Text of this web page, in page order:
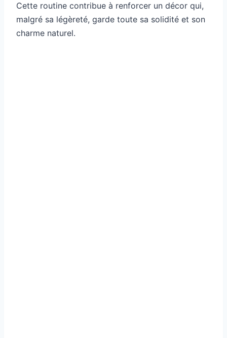
Cette routine contribue à renforcer un décor qui,
malgré sa légèreté, garde toute sa solidité et son
charme naturel.